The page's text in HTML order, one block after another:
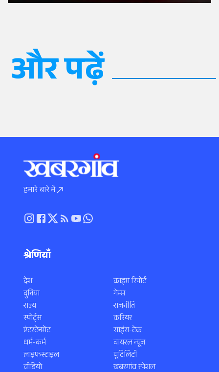
और पढ़ें
हमारे बारे में
श्रेणियाँ
देश
दुनिया
राज्य
स्पोर्ट्स
एंटरटेनमेंट
धर्म-कर्म
लाइफस्टाइल
वीडियो
क्राइम रिपोर्ट
गेम्स
राजनीति
करियर
साइंस-टेक
वायरल न्यूज़
यूटिलिटी
खबरगांव स्पेशल